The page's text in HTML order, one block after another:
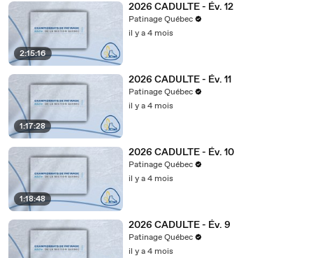
2:15:16
2026 CADULTE - Év. 12
Patinage Québec
il y a 4 mois
1:17:28
2026 CADULTE - Év. 11
Patinage Québec
il y a 4 mois
1:18:48
2026 CADULTE - Év. 10
Patinage Québec
il y a 4 mois
2026 CADULTE - Év. 9
Patinage Québec
il y a 4 mois